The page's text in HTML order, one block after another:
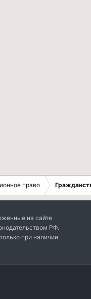
право
на сайте
РФ.
при наличии